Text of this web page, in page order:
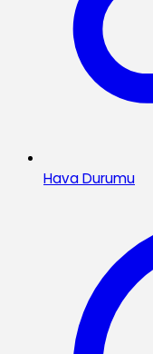
Hava Durumu